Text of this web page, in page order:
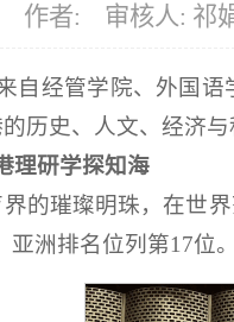
作者: 审核人: 祁
自经管学院、外国语
历史、人文、经济
理研学探知海
的璀璨明珠，在世
亚洲排名位列第17位